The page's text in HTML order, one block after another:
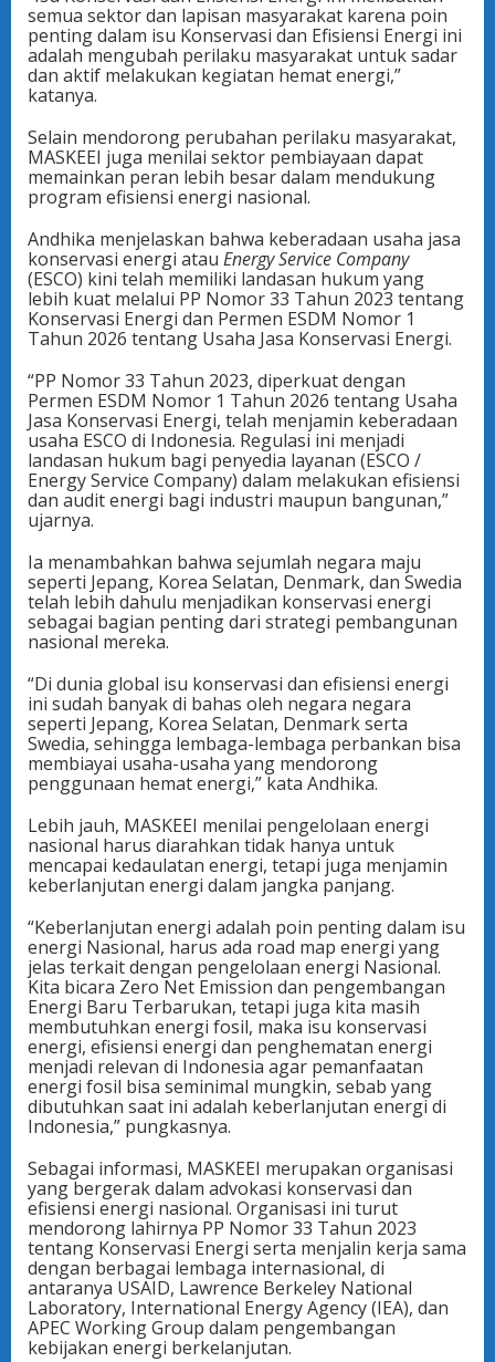
semua sektor dan lapisan masyarakat karena poin
penting dalam isu Konservasi dan Efisiensi Energi ini
adalah mengubah perilaku masyarakat untuk sadar
dan aktif melakukan kegiatan hemat energi,”
katanya.
Selain mendorong perubahan perilaku masyarakat,
MASKEEI juga menilai sektor pembiayaan dapat
memainkan peran lebih besar dalam mendukung
program efisiensi energi nasional.
Andhika menjelaskan bahwa keberadaan usaha jasa
konservasi energi atau Energy Service Company
(ESCO) kini telah memiliki landasan hukum yang
lebih kuat melalui PP Nomor 33 Tahun 2023 tentang
Konservasi Energi dan Permen ESDM Nomor 1
Tahun 2026 tentang Usaha Jasa Konservasi Energi.
“PP Nomor 33 Tahun 2023, diperkuat dengan
Permen ESDM Nomor 1 Tahun 2026 tentang Usaha
Jasa Konservasi Energi, telah menjamin keberadaan
usaha ESCO di Indonesia. Regulasi ini menjadi
landasan hukum bagi penyedia layanan (ESCO /
Energy Service Company) dalam melakukan efisiensi
dan audit energi bagi industri maupun bangunan,”
ujarnya.
Ia menambahkan bahwa sejumlah negara maju
seperti Jepang, Korea Selatan, Denmark, dan Swedia
telah lebih dahulu menjadikan konservasi energi
sebagai bagian penting dari strategi pembangunan
nasional mereka.
“Di dunia global isu konservasi dan efisiensi energi
ini sudah banyak di bahas oleh negara negara
seperti Jepang, Korea Selatan, Denmark serta
Swedia, sehingga lembaga-lembaga perbankan bisa
membiayai usaha-usaha yang mendorong
penggunaan hemat energi,” kata Andhika.
Lebih jauh, MASKEEI menilai pengelolaan energi
nasional harus diarahkan tidak hanya untuk
mencapai kedaulatan energi, tetapi juga menjamin
keberlanjutan energi dalam jangka panjang.
“Keberlanjutan energi adalah poin penting dalam isu
energi Nasional, harus ada road map energi yang
jelas terkait dengan pengelolaan energi Nasional.
Kita bicara Zero Net Emission dan pengembangan
Energi Baru Terbarukan, tetapi juga kita masih
membutuhkan energi fosil, maka isu konservasi
energi, efisiensi energi dan penghematan energi
menjadi relevan di Indonesia agar pemanfaatan
energi fosil bisa seminimal mungkin, sebab yang
dibutuhkan saat ini adalah keberlanjutan energi di
Indonesia,” pungkasnya.
Sebagai informasi, MASKEEI merupakan organisasi
yang bergerak dalam advokasi konservasi dan
efisiensi energi nasional. Organisasi ini turut
mendorong lahirnya PP Nomor 33 Tahun 2023
tentang Konservasi Energi serta menjalin kerja sama
dengan berbagai lembaga internasional, di
antaranya USAID, Lawrence Berkeley National
Laboratory, International Energy Agency (IEA), dan
APEC Working Group dalam pengembangan
kebijakan energi berkelanjutan.